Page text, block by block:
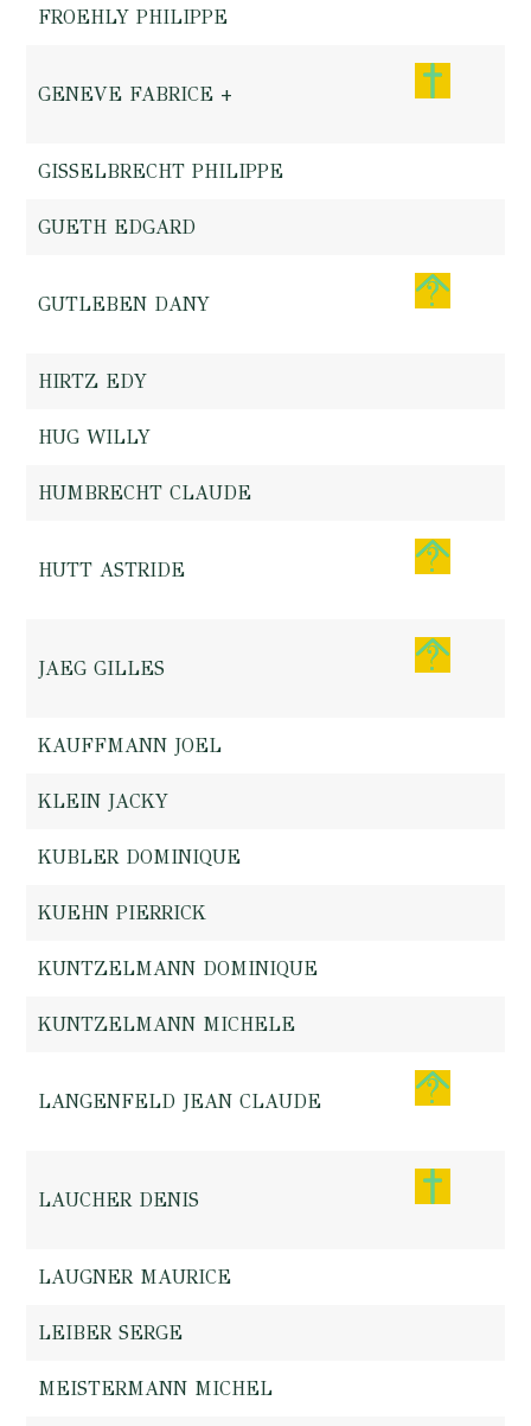
FROEHLY PHILIPPE
GENEVE FABRICE +
GISSELBRECHT PHILIPPE
GUETH EDGARD
GUTLEBEN DANY
HIRTZ EDY
HUG WILLY
HUMBRECHT CLAUDE
HUTT ASTRIDE
JAEG GILLES
KAUFFMANN JOEL
KLEIN JACKY
KUBLER DOMINIQUE
KUEHN PIERRICK
KUNTZELMANN DOMINIQUE
KUNTZELMANN MICHELE
LANGENFELD JEAN CLAUDE
LAUCHER DENIS
LAUGNER MAURICE
LEIBER SERGE
MEISTERMANN MICHEL